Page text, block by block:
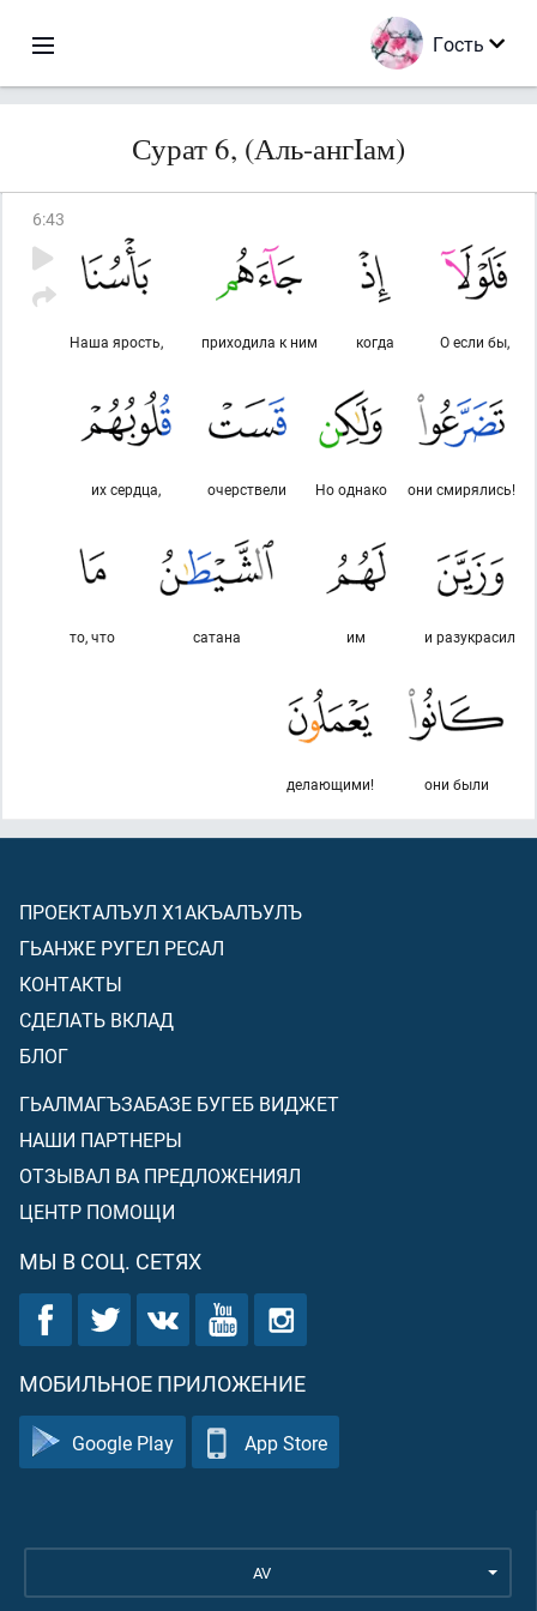
Гость
Сурат 6, (Аль-ангIам)
6:43
О если бы,
когда
приходила к ним
Наша ярость,
они смирялись!
Но однако
очерствели
их сердца,
и разукрасил
им
сатана
то, что
они были
делающими!
ПРОЕКТАЛЪУЛ Х1АКЪАЛЪУЛЪ
ГЬАНЖЕ РУГЕЛ РЕСАЛ
КОНТАКТЫ
СДЕЛАТЬ ВКЛАД
БЛОГ
ГЬАЛМАГЪЗАБАЗЕ БУГЕБ ВИДЖЕТ
НАШИ ПАРТНЕРЫ
ОТЗЫВАЛ ВА ПРЕДЛОЖЕНИЯЛ
ЦЕНТР ПОМОЩИ
МЫ В СОЦ. СЕТЯХ
МОБИЛЬНОЕ ПРИЛОЖЕНИЕ
Google Play App Store
AV